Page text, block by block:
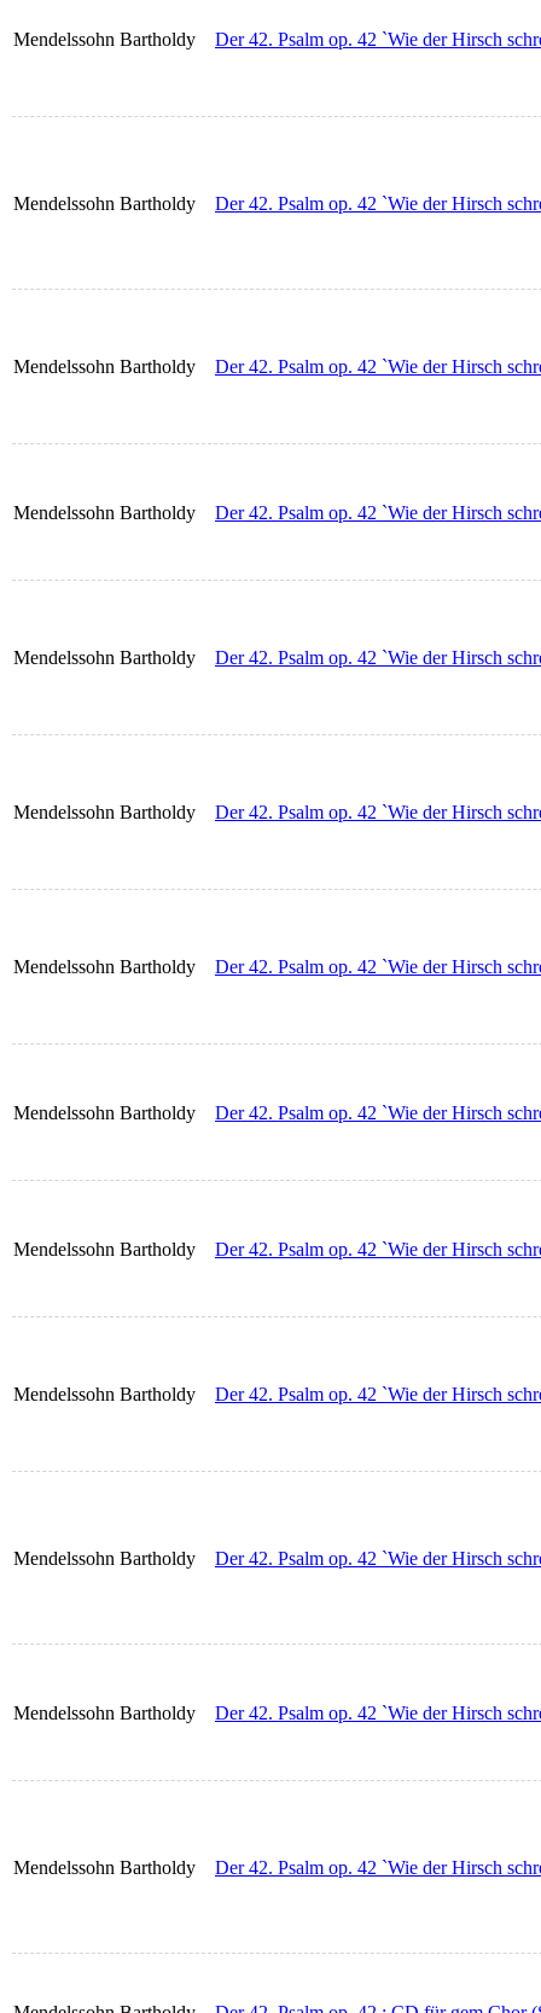
Mendelssohn Bartholdy Der 42. Psalm op. 42 `Wie der Hirsch
Mendelssohn Bartholdy Der 42. Psalm op. 42 `Wie der Hirsch
Mendelssohn Bartholdy Der 42. Psalm op. 42 `Wie der Hirsch
Mendelssohn Bartholdy Der 42. Psalm op. 42 `Wie der Hirsch
Mendelssohn Bartholdy Der 42. Psalm op. 42 `Wie der Hirsch
Mendelssohn Bartholdy Der 42. Psalm op. 42 `Wie der Hirsch
Mendelssohn Bartholdy Der 42. Psalm op. 42 `Wie der Hirsch
Mendelssohn Bartholdy Der 42. Psalm op. 42 `Wie der Hirsch
Mendelssohn Bartholdy Der 42. Psalm op. 42 `Wie der Hirsch
Mendelssohn Bartholdy Der 42. Psalm op. 42 `Wie der Hirsch
Mendelssohn Bartholdy Der 42. Psalm op. 42 `Wie der Hirsch
Mendelssohn Bartholdy Der 42. Psalm op. 42 `Wie der Hirsch
Mendelssohn Bartholdy Der 42. Psalm op. 42 `Wie der Hirsch